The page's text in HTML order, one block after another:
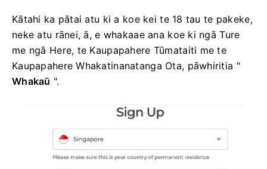
Kātahi ka pātai atu ki a koe kei te 18 tau te pakeke,
neke atu rānei, ā, e whakaae ana koe ki ngā Ture
me ngā Here, te Kaupapahere Tūmataiti me te
Kaupapahere Whakatinanatanga Ota, pāwhiritia "
Whakaū ".